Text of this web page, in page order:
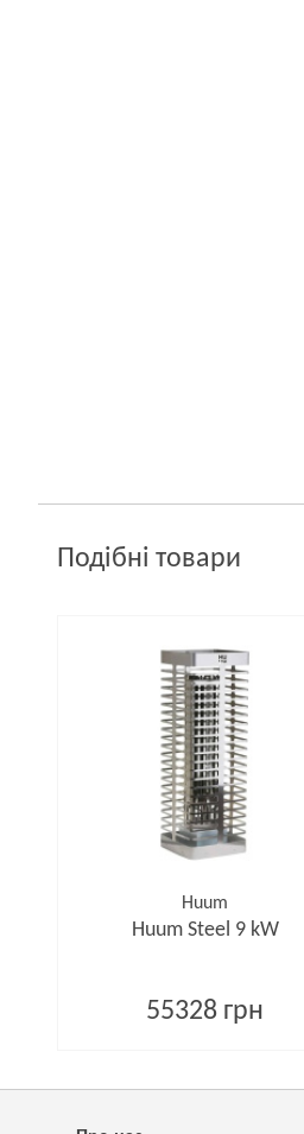
Подібні товари
Huum
Huum Steel 9 kW
55328 грн